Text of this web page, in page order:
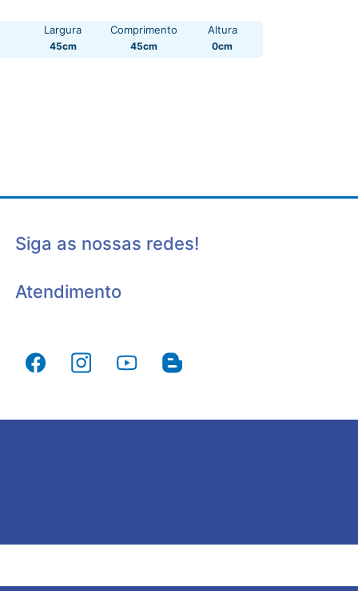
Largura
45cm
Comprimento
45cm
Altura
0cm
Siga as nossas redes!
Atendimento